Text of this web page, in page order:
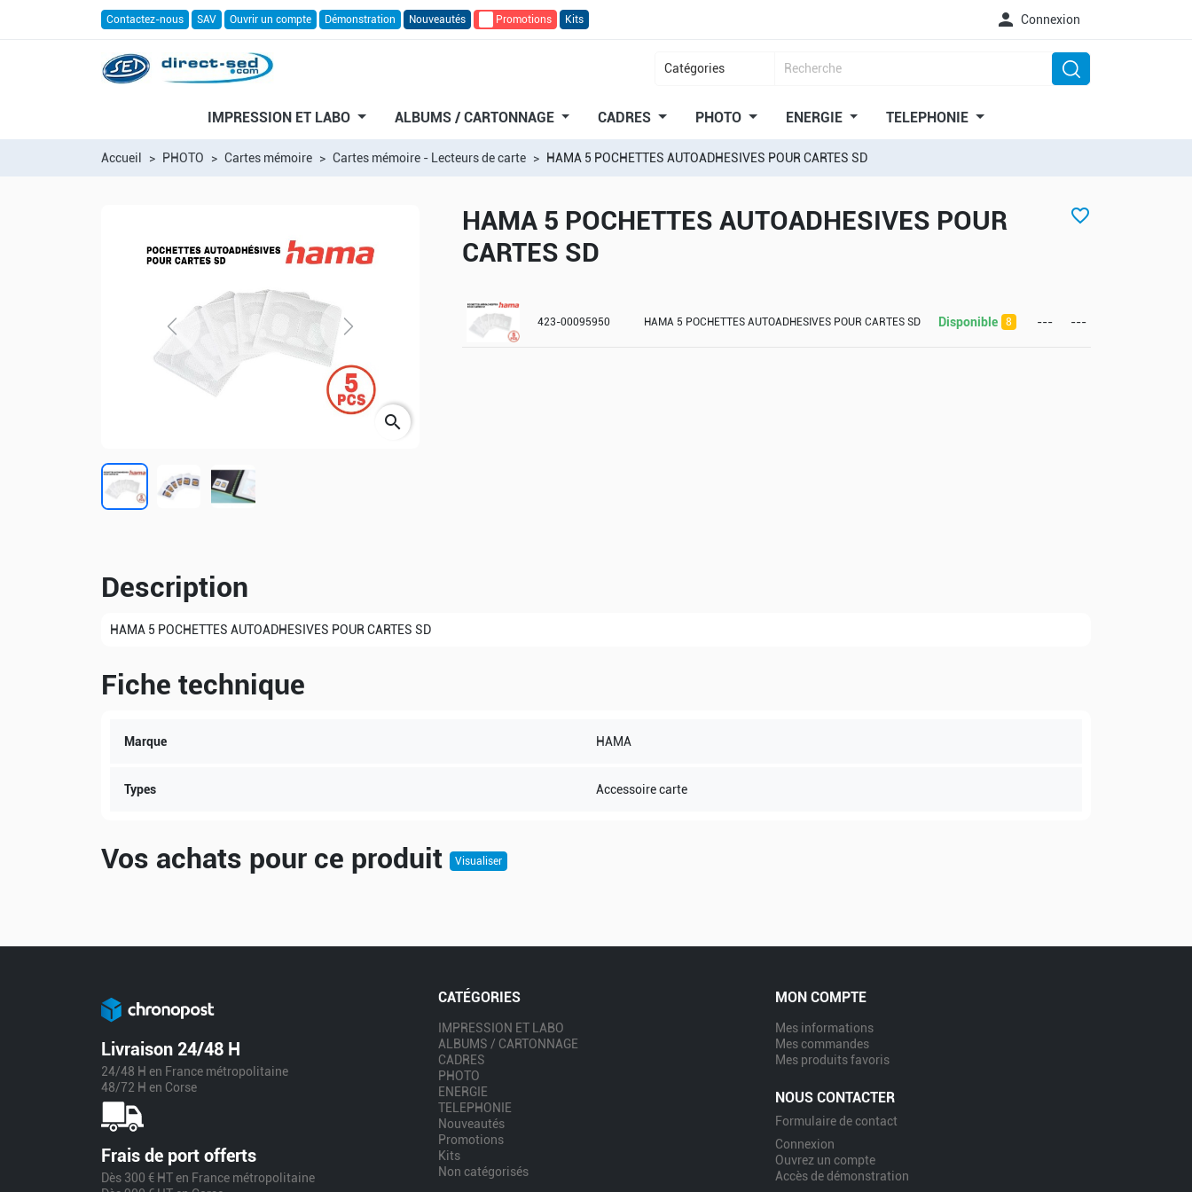
Contactez-nous SAV Ouvrir un compte Démonstration Nouveautés Promotions Kits  Connexion
IMPRESSION ET LABO ALBUMS / CARTONNAGE CADRES PHOTO ENERGIE TELEPHONIE
Accueil PHOTO Cartes mémoire Cartes mémoire - Lecteurs de carte HAMA 5 POCHETTES AUTOADHESIVES POUR CARTES SD
Previous Next
search
HAMA 5 POCHETTES AUTOADHESIVES POUR
CARTES SD
favorite_border
423-00095950 HAMA 5 POCHETTES AUTOADHESIVES POUR CARTES SD Disponible 8 --- ---
Description
HAMA 5 POCHETTES AUTOADHESIVES POUR CARTES SD
Fiche technique
Marque HAMA
Types Accessoire carte
Vos achats pour ce produit Visualiser
Livraison 24/48 H
24/48 H en France métropolitaine
48/72 H en Corse
Frais de port offerts
Dès 300 € HT en France métropolitaine
CATÉGORIES
IMPRESSION ET LABO
ALBUMS / CARTONNAGE
CADRES
PHOTO
ENERGIE
TELEPHONIE
Nouveautés
Promotions
Kits
Non catégorisés
MON COMPTE
Mes informations
Mes commandes
Mes produits favoris
NOUS CONTACTER
Formulaire de contact
Connexion
Ouvrez un compte
Accès de démonstration